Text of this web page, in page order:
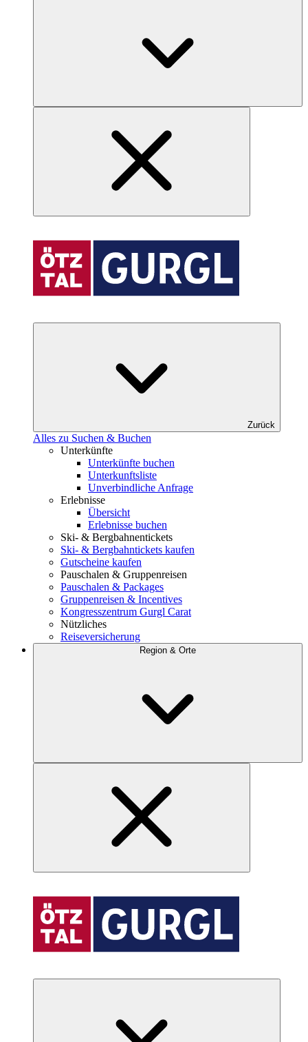
Zurück
Alles zu Suchen & Buchen
Unterkünfte
Unterkünfte buchen
Unterkunftsliste
Unverbindliche Anfrage
Erlebnisse
Übersicht
Erlebnisse buchen
Ski- & Bergbahnentickets
Ski- & Bergbahntickets kaufen
Gutscheine kaufen
Pauschalen & Gruppenreisen
Pauschalen & Packages
Gruppenreisen & Incentives
Kongresszentrum Gurgl Carat
Nützliches
Reiseversicherung
Region & Orte